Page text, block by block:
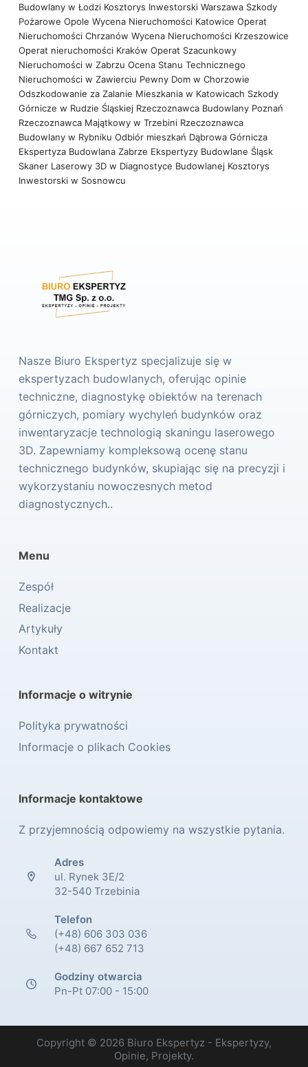
Budowlany w Łodzi Kosztorys Inwestorski Warszawa Szkody
Pożarowe Opole Wycena Nieruchomości Katowice Operat
Nieruchomości Chrzanów Wycena Nieruchomości Krzeszowice
Operat nieruchomości Kraków Operat Szacunkowy
Nieruchomości w Zabrzu Ocena Stanu Technicznego
Nieruchomości w Zawierciu Pewny Dom w Chorzowie
Odszkodowanie za Zalanie Mieszkania w Katowicach Szkody
Górnicze w Rudzie Śląskiej Rzeczoznawca Budowlany Poznań
Rzeczoznawca Majątkowy w Trzebini Rzeczoznawca
Budowlany w Rybniku Odbiór mieszkań Dąbrowa Górnicza
Ekspertyza Budowlana Zabrze Ekspertyzy Budowlane Śląsk
Skaner Laserowy 3D w Diagnostyce Budowlanej Kosztorys
Inwestorski w Sosnowcu
Nasze Biuro Ekspertyz specjalizuje się w
ekspertyzach budowlanych, oferując opinie
techniczne, diagnostykę obiektów na terenach
górniczych, pomiary wychyleń budynków oraz
inwentaryzacje technologią skaningu laserowego
3D. Zapewniamy kompleksową ocenę stanu
technicznego budynków, skupiając się na precyzji i
wykorzystaniu nowoczesnych metod
diagnostycznych..
Menu
Zespół
Realizacje
Artykuły
Kontakt
Informacje o witrynie
Polityka prywatności
Informacje o plikach Cookies
Informacje kontaktowe
Z przyjemnością odpowiemy na wszystkie pytania.
Adres
ul. Rynek 3E/2
32-540 Trzebinia
Telefon
(+48) 606 303 036
(+48) 667 652 713
Godziny otwarcia
Pn-Pt 07:00 - 15:00
Copyright © 2026 Biuro Ekspertyz - Ekspertyzy,
Opinie, Projekty.